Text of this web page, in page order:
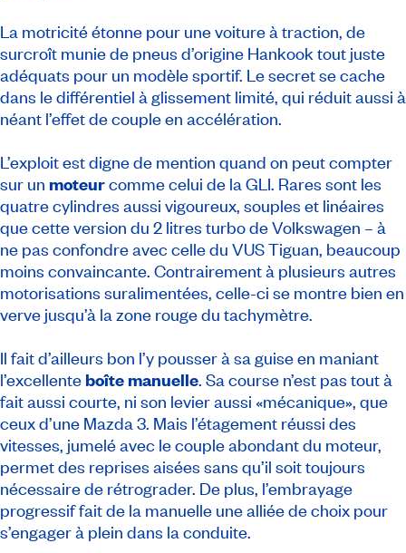
La motricité étonne pour une voiture à traction, de
surcroît munie de pneus d’origine Hankook tout juste
adéquats pour un modèle sportif. Le secret se cache
dans le différentiel à glissement limité, qui réduit aussi à
néant l’effet de couple en accélération.
L’exploit est digne de mention quand on peut compter
sur un moteurcomme celui de la GLI. Rares sont les
quatre cylindres aussi vigoureux, souples et linéaires
que cette version du 2 litres turbo de Volkswagen – à
ne pas confondre avec celle du VUS Tiguan, beaucoup
moins convaincante. Contrairement à plusieurs autres
motorisations suralimentées, celle-ci se montre bien en
verve jusqu’à la zone rouge du tachymètre.
Il fait d’ailleurs bon l’y pousser à sa guise en maniant
l’excellente boîte manuelle. Sa course n’est pas tout à
fait aussi courte, ni son levier aussi «mécanique», que
ceux d’une Mazda 3. Mais l’étagement réussi des
vitesses, jumelé avec le couple abondant du moteur,
permet des reprises aisées sans qu’il soit toujours
nécessaire de rétrograder. De plus, l’embrayage
progressif fait de la manuelle une alliée de choix pour
s’engager à plein dans la conduite.